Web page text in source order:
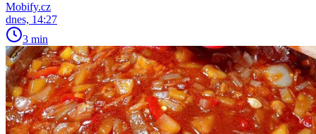
Mobify.cz
dnes, 14:27
3 min